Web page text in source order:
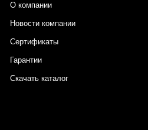
О компании
Новости компании
Сертификаты
Гарантии
Скачать каталог